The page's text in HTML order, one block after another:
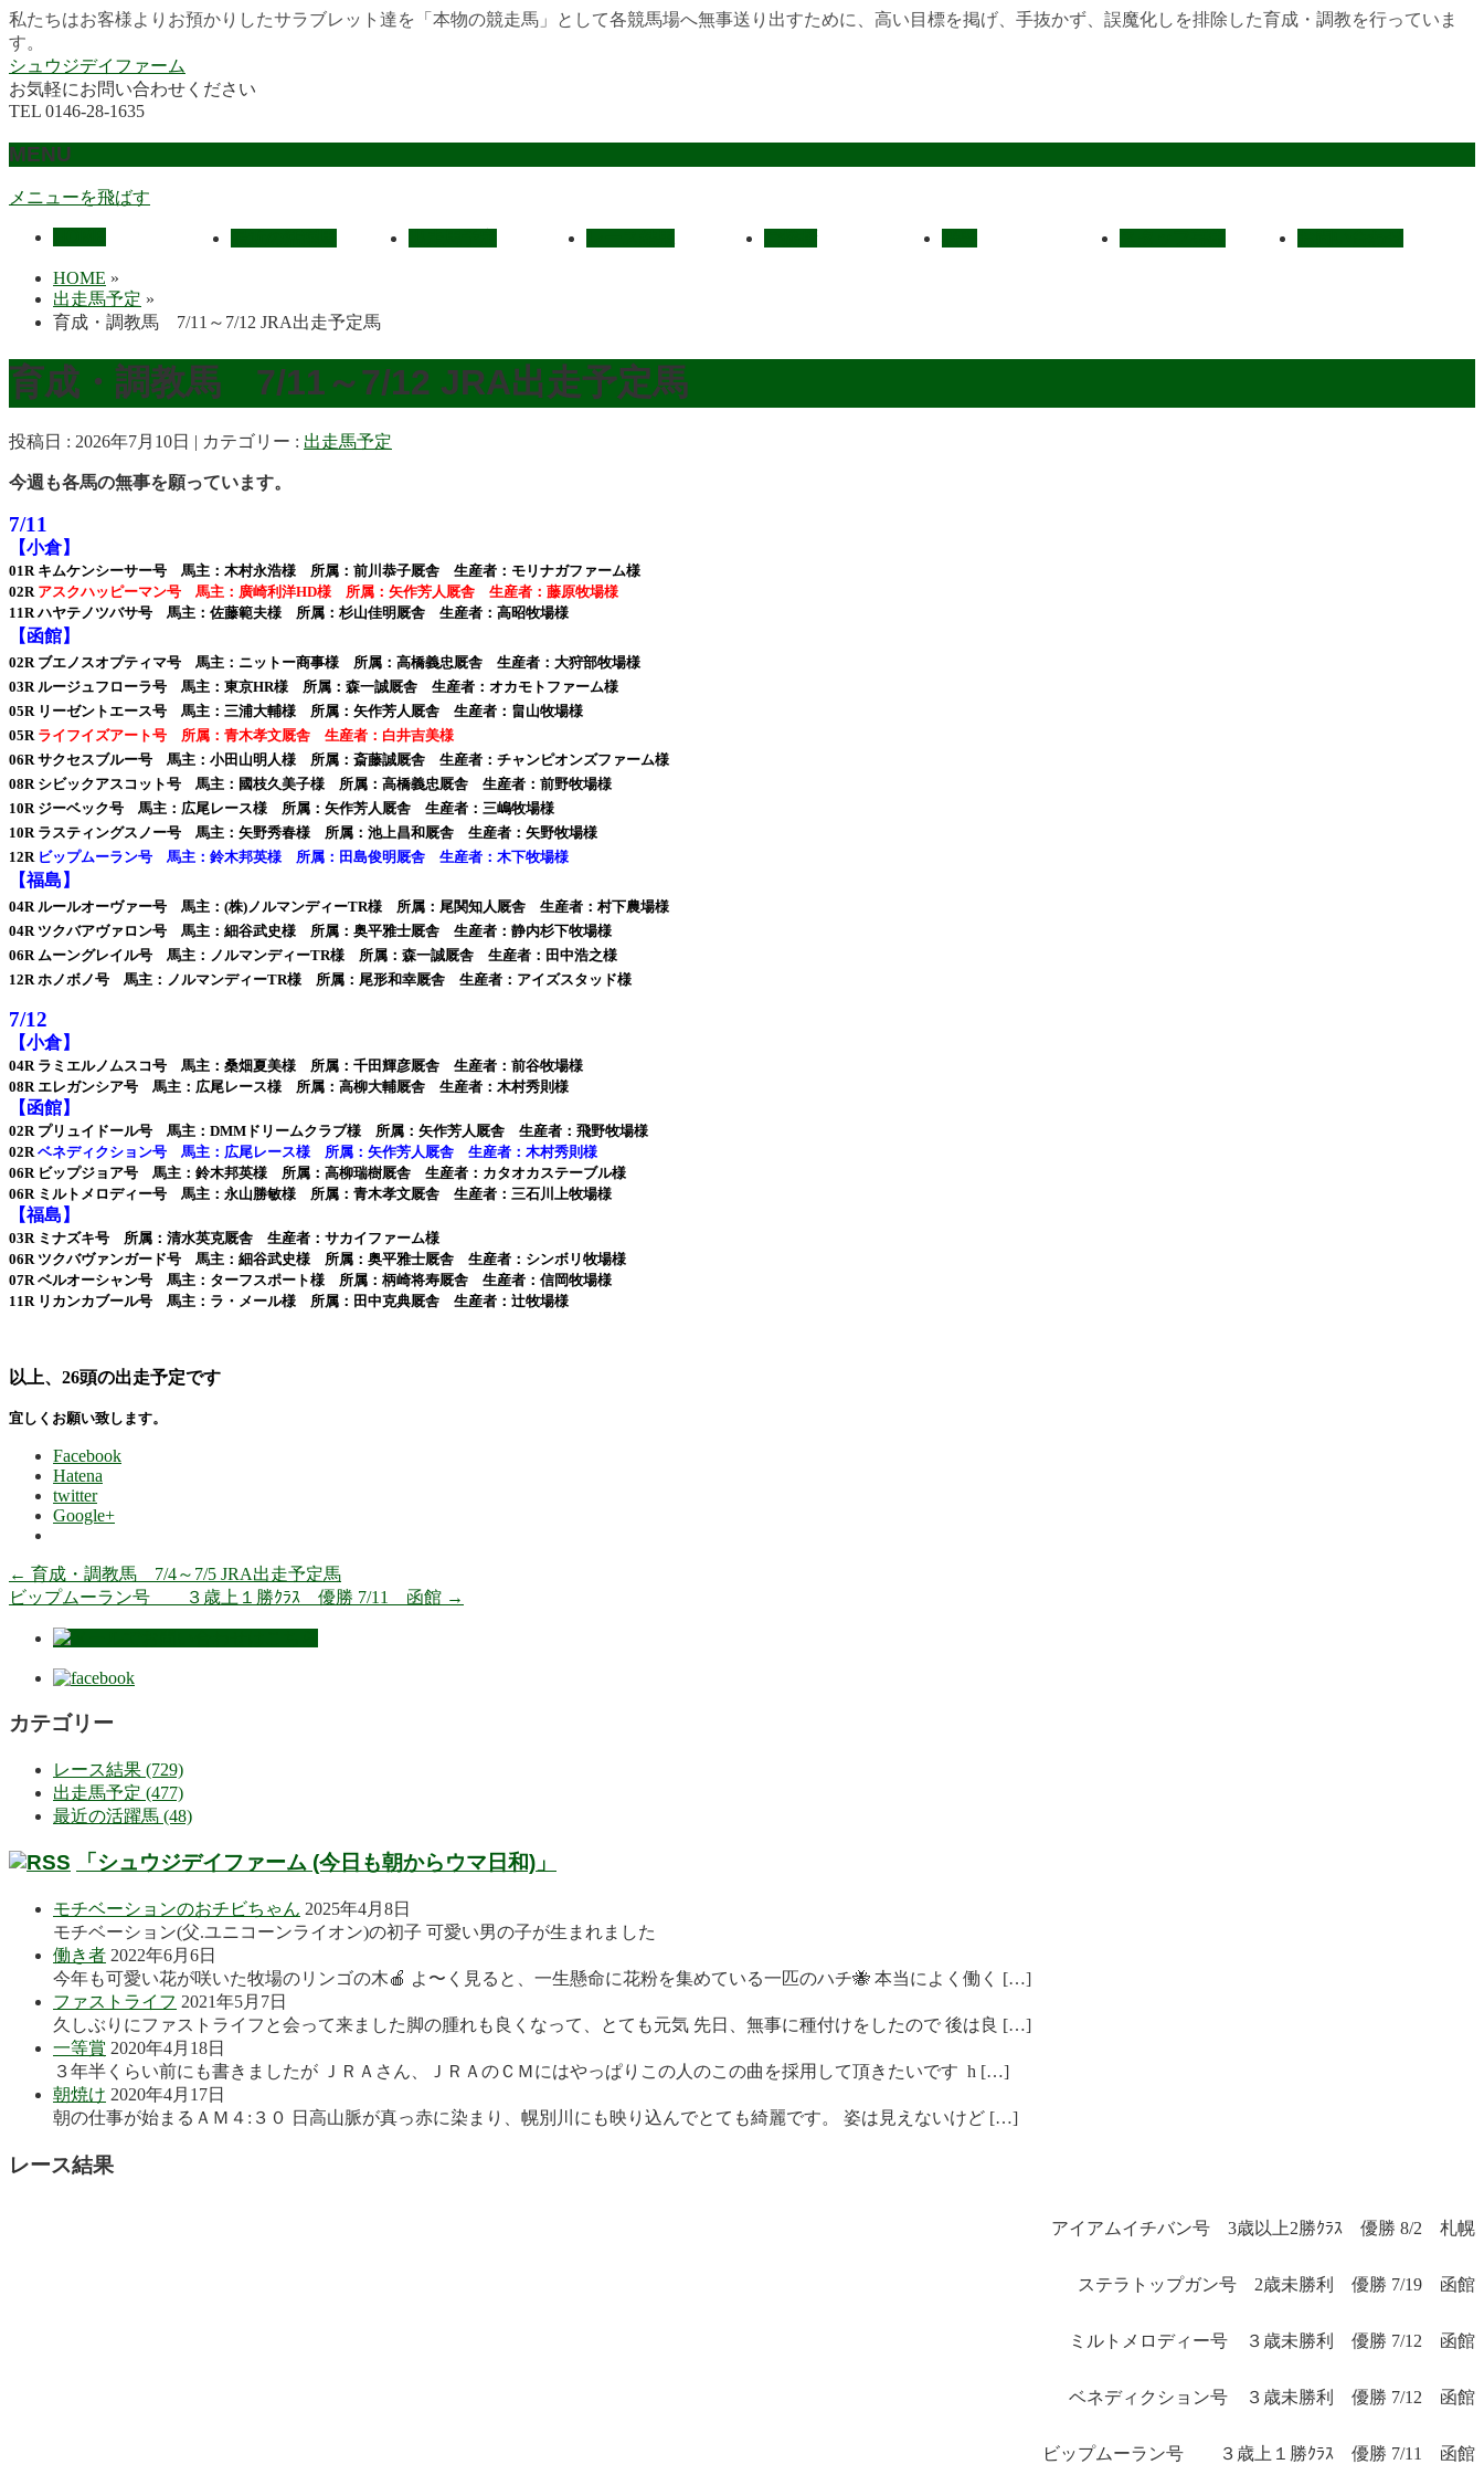
私たちはお客様よりお預かりしたサラブレット達を「本物の競走馬」として各競馬場へ無事送り出すために、高い目標を掲げ、手抜かず、誤魔化しを排除した育成・調教を行っていま
す。
シュウジデイファーム
お気軽にお問い合わせください
TEL 0146-28-1635
MENU
メニューを飛ばす
HOME »
出走馬予定 »
育成・調教馬 7/11～7/12 JRA出走予定馬
育成・調教馬 7/11～7/12 JRA出走予定馬
投稿日 : 2026年7月10日 カテゴリー : 出走馬予定
今週も各馬の無事を願っています。
7/11
【小倉】
01R キムケンシーサー号 馬主：木村永浩様 所属：前川恭子厩舎 生産者：モリナガファーム様
02R アスクハッピーマン号 馬主：廣崎利洋HD様 所属：矢作芳人厩舎 生産者：藤原牧場様
11R ハヤテノツバサ号 馬主：佐藤範夫様 所属：杉山佳明厩舎 生産者：高昭牧場様
【函館】
02R ブエノスオプティマ号 馬主：ニットー商事様 所属：高橋義忠厩舎 生産者：大狩部牧場様
03R ルージュフローラ号 馬主：東京HR様 所属：森一誠厩舎 生産者：オカモトファーム様
05R リーゼントエース号 馬主：三浦大輔様 所属：矢作芳人厩舎 生産者：畠山牧場様
05R ライフイズアート号 所属：青木孝文厩舎 生産者：白井吉美様
06R サクセスブルー号 馬主：小田山明人様 所属：斎藤誠厩舎 生産者：チャンピオンズファーム様
08R シビックアスコット号 馬主：國枝久美子様 所属：高橋義忠厩舎 生産者：前野牧場様
10R ジーベック号 馬主：広尾レース様 所属：矢作芳人厩舎 生産者：三嶋牧場様
10R ラスティングスノー号 馬主：矢野秀春様 所属：池上昌和厩舎 生産者：矢野牧場様
12R ビップムーラン号 馬主：鈴木邦英様 所属：田島俊明厩舎 生産者：木下牧場様
【福島】
04R ルールオーヴァー号 馬主：(株)ノルマンディーTR様 所属：尾関知人厩舎 生産者：村下農場様
04R ツクバアヴァロン号 馬主：細谷武史様 所属：奥平雅士厩舎 生産者：静内杉下牧場様
06R ムーングレイル号 馬主：ノルマンディーTR様 所属：森一誠厩舎 生産者：田中浩之様
12R ホノボノ号 馬主：ノルマンディーTR様 所属：尾形和幸厩舎 生産者：アイズスタッド様
7/12
【小倉】
04R ラミエルノムスコ号 馬主：桑畑夏美様 所属：千田輝彦厩舎 生産者：前谷牧場様
08R エレガンシア号 馬主：広尾レース様 所属：高柳大輔厩舎 生産者：木村秀則様
【函館】
02R プリュイドール号 馬主：DMMドリームクラブ様 所属：矢作芳人厩舎 生産者：飛野牧場様
02Rベネディクション号 馬主：広尾レース様 所属：矢作芳人厩舎 生産者：木村秀則様
06R ビップジョア号 馬主：鈴木邦英様 所属：高柳瑞樹厩舎 生産者：カタオカステーブル様
06R ミルトメロディー号 馬主：永山勝敏様 所属：青木孝文厩舎 生産者：三石川上牧場様
【福島】
03R ミナズキ号 所属：清水英克厩舎 生産者：サカイファーム様
06R ツクバヴァンガード号 馬主：細谷武史様 所属：奥平雅士厩舎 生産者：シンボリ牧場様
07R ベルオーシャン号 馬主：ターフスポート様 所属：柄崎将寿厩舎 生産者：信岡牧場様
11R リカンカブール号 馬主：ラ・メール様 所属：田中克典厩舎 生産者：辻牧場様
以上、26頭の出走予定です
宜しくお願い致します。
Facebook
Hatena
twitter
Google+
← 育成・調教馬 7/4～7/5 JRA出走予定馬
ビップムーラン号 ３歳上１勝ｸﾗｽ 優勝 7/11 函館 →
カテゴリー
レース結果 (729)
出走馬予定 (477)
最近の活躍馬 (48)
「シュウジデイファーム (今日も朝からウマ日和)」
モチベーションのおチビちゃん 2025年4月8日
モチベーション(父.ユニコーンライオン)の初子 可愛い男の子が生まれました
働き者 2022年6月6日
今年も可愛い花が咲いた牧場のリンゴの木🍎 よ〜く見ると、一生懸命に花粉を集めている一匹のハチ🐝 本当によく働く […]
ファストライフ 2021年5月7日
久しぶりにファストライフと会って来ました脚の腫れも良くなって、とても元気 先日、無事に種付けをしたので 後は良 […]
一等賞 2020年4月18日
３年半くらい前にも書きましたが ＪＲＡさん、ＪＲＡのＣＭにはやっぱりこの人のこの曲を採用して頂きたいです h […]
朝焼け 2020年4月17日
朝の仕事が始まるＡＭ４:３０ 日高山脈が真っ赤に染まり、幌別川にも映り込んでとても綺麗です。 姿は見えないけど […]
レース結果
アイアムイチバン号 3歳以上2勝ｸﾗｽ 優勝 8/2 札幌
ステラトップガン号 2歳未勝利 優勝 7/19 函館
ミルトメロディー号 ３歳未勝利 優勝 7/12 函館
ベネディクション号 ３歳未勝利 優勝 7/12 函館
ビップムーラン号 ３歳上１勝ｸﾗｽ 優勝 7/11 函館